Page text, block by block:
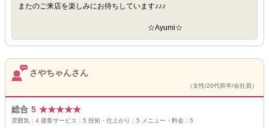
またのご来店を楽しみにお待ちしています♪♪♪
☆Ayumi☆
さやちゃんさん
（女性/20代前半/会社員）
総合 5 ★★★★★
雰囲気： 4 接客サービス： 5 技術・仕上がり： 5 メニュー・料金： 5